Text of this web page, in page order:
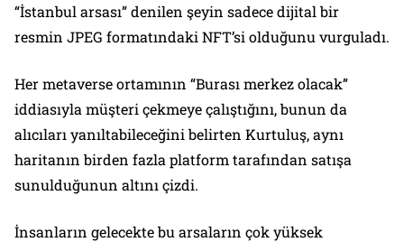
“İstanbul arsası” denilen şeyin sadece dijital bir
resmin JPEG formatındaki NFT’si olduğunu vurguladı.
Her metaverse ortamının “Burası merkez olacak”
iddiasıyla müşteri çekmeye çalıştığını, bunun da
alıcıları yanıltabileceğini belirten Kurtuluş, aynı
haritanın birden fazla platform tarafından satışa
sunulduğunun altını çizdi.
İnsanların gelecekte bu arsaların çok yüksek